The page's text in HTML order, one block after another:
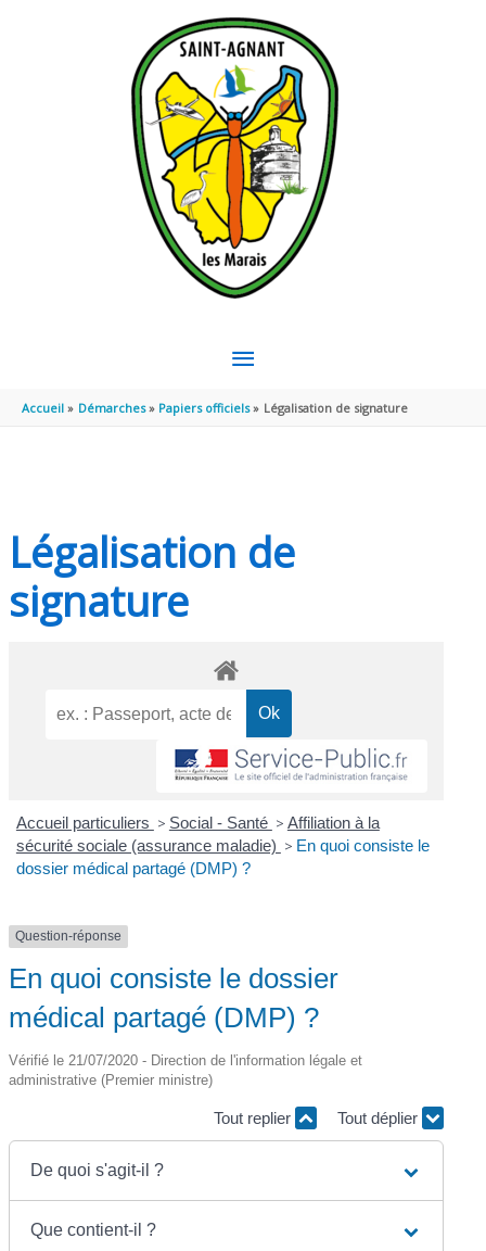
MENU
PRINCIPAL
Accueil Démarches Papiers officiels Légalisation de signature
Légalisation de
signature
Accueil particuliers > Social - Santé > Affiliation à la
sécurité sociale (assurance maladie) > En quoi consiste le
dossier médical partagé (DMP) ?
Question-réponse
En quoi consiste le dossier
médical partagé (DMP) ?
Vérifié le 21/07/2020 - Direction de l'information légale et
administrative (Premier ministre)
Tout replier Tout déplier
De quoi s'agit-il ?
Que contient-il ?